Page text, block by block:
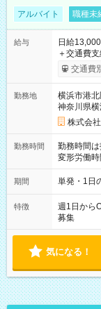
アルバイト 職種未
給与
日給
＋交通費支給 ★交通費全額支給！ ┗案件により規定
いOK！（
ンビニATM
交通費
勤務地
横浜市港北
神奈川県横
株式会
勤務時間
勤務時間は
変形労働時間制
～21：00
期間 単発・1日
特徴
週1日から
募集
気になる！